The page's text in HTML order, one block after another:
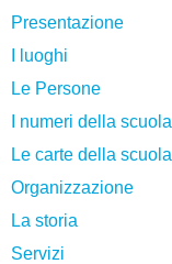
Presentazione
I luoghi
Le Persone
I numeri della scuola
Le carte della scuola
Organizzazione
La storia
Servizi